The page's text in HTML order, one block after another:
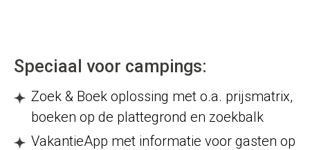
Speciaal voor campings:
Zoek & Boek oplossing met o.a. prijsmatrix,
boeken op de plattegrond en zoekbalk
VakantieApp met informatie voor gasten op